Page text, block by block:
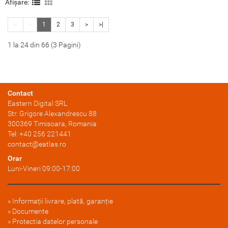
nevoie zi de zi. Indraznete si
expresive, impresioneaza prin
Afișare:
1 2 3 > >|
1 la 24 din 66 (3 Pagini)
Contact
Eastern Digital SRL
Str. Grigore Alexandrescu 88
300369 Timisoara, Romania
Tel: +40 256 221441
contact@eatlas.ro
Orar
Luni-Vineri 09:00-17:00
Informații livrare, plată, garanție
Documente
Protectia datelor personale